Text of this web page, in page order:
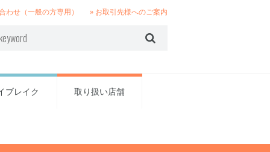
わせ（一般の方専用） » お取引先様へのご案内
ブレイク 取り扱い店舗